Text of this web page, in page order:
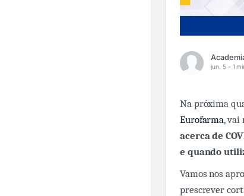
jun. 5 - 1
Na próxima
Eurofarma, vai
acerca de
e quando
Vamos nos
prescrever